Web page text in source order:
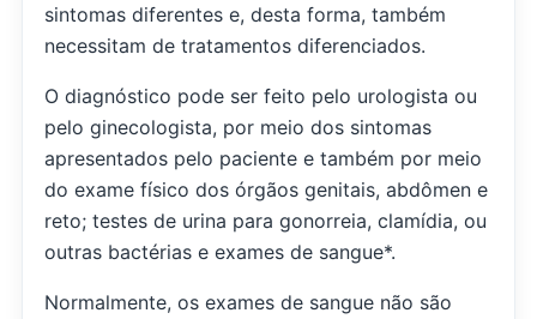
sintomas diferentes e, desta forma, também
necessitam de tratamentos diferenciados.
O diagnóstico pode ser feito pelo urologista ou
pelo ginecologista, por meio dos sintomas
apresentados pelo paciente e também por meio
do exame físico dos órgãos genitais, abdômen e
reto; testes de urina para gonorreia, clamídia, ou
outras bactérias e exames de sangue*.
Normalmente, os exames de sangue não são